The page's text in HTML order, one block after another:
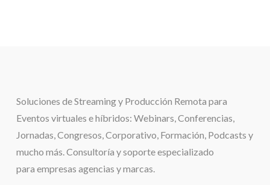
Soluciones deStreaming y Producción Remota para
Eventos virtuales e híbridos: Webinars, Conferencias,
Jornadas, Congresos, Corporativo, Formación, Podcasts y
mucho más. Consultoría y soporte especializado
para empresas agencias y marcas.